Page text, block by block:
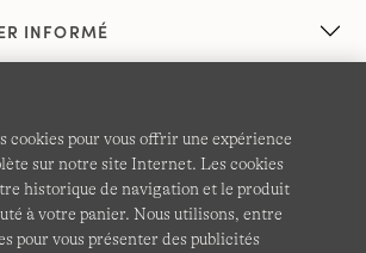
INFORMÉ
Confidentialité et sécurité
cookies pour vous offrir une expérience
sur notre site Internet. Les cookies
historique de navigation et le produit
à votre panier. Nous utilisons, entre
pour vous présenter des publicités